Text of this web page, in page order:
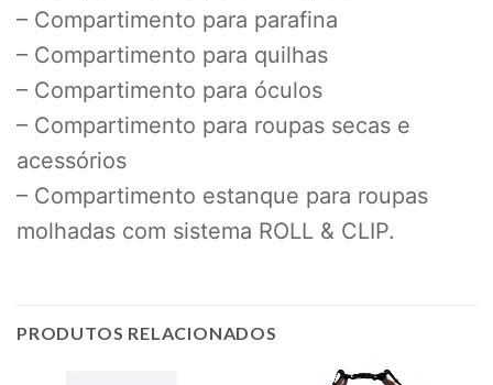
– Compartimento para parafina
– Compartimento para quilhas
– Compartimento para óculos
– Compartimento para roupas secas e
acessórios
– Compartimento estanque para roupas
molhadas com sistema ROLL & CLIP.
PRODUTOS RELACIONADOS